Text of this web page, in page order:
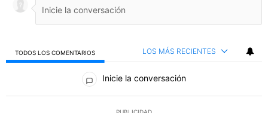
TODOS LOS COMENTARIOS LOS MÁS RECIENTES
Todos los comentarios
Inicie la conversación